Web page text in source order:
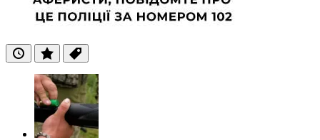
ОстанніПопулярні
Теги